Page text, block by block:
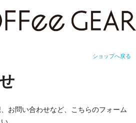
ショップへ戻る
お問い合わせなど、こちらのフォーム
。